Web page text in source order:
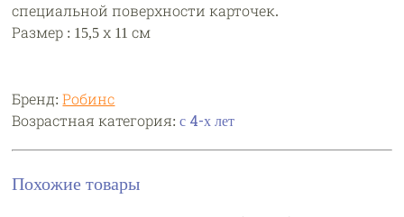
специальной поверхности карточек.
Размер : 15,5 х 11 см
Бренд:Робинс
Возрастная категория:с 4-х лет
Похожие товары